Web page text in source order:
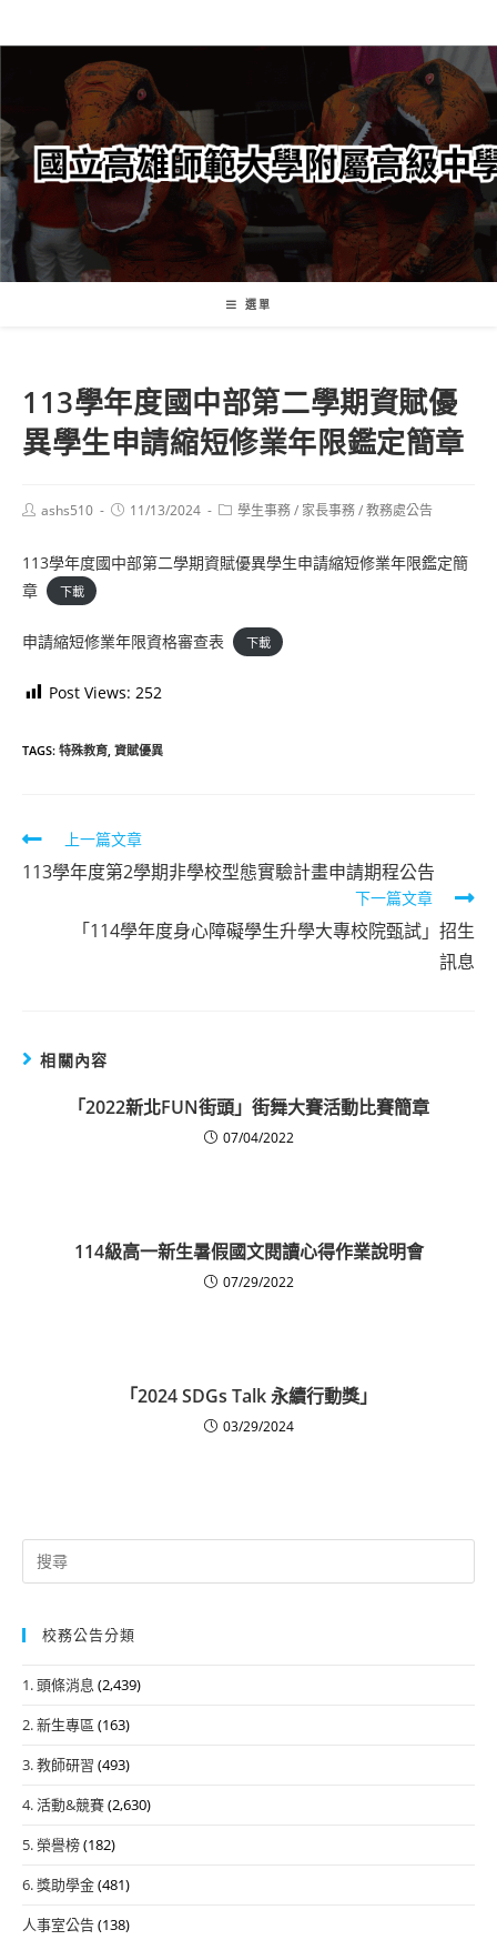
轉
要
內
容
選單
113學年度國中部第二學期資賦優
異學生申請縮短修業年限鑑定簡章
Postashs510
Post11/13/2024
Post學生事務/ 家長事務/教務處公告
113學年度國中部第二學期資賦優異學生申請縮短修業年限鑑定簡
章
下載
申請縮短修業年限資格審查表 下載
Post Views: 252
TAGS: 特殊教育 資賦優異
Read
more
上一篇文章
113學年度第2學期非學校型態實驗計畫申請期程公告
下一篇文章
「114學年度身心障礙學生升學大專校院甄試」招生
訊息
相關內容
「2022新北FUN街頭」街舞大賽活動比賽簡章
07/04/2022
114級高一新生暑假國文閱讀心得作業說明會
07/29/2022
「2024 SDGs Talk 永續行動獎」
03/29/2024
Search
for:
校務公告分類
1. 頭條消息 (2,439)
2. 新生專區 (163)
3. 教師研習 (493)
4. 活動&競賽(2,630)
5. 榮譽榜(182)
6. 獎助學金(481)
人事室公告(138)